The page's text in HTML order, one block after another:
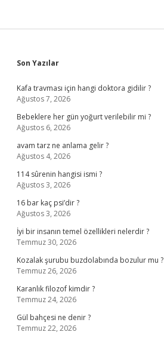
Sidebar
Son Yazılar
Kafa travması için hangi doktora gidilir ?
Ağustos 7, 2026
Bebeklere her gün yoğurt verilebilir mi ?
Ağustos 6, 2026
avam tarz ne anlama gelir ?
Ağustos 4, 2026
114 sûrenin hangisi ismi ?
Ağustos 3, 2026
16 bar kaç psi’dir ?
Ağustos 3, 2026
İyi bir insanın temel özellikleri nelerdir ?
Temmuz 30, 2026
Kozalak şurubu buzdolabında bozulur mu ?
Temmuz 26, 2026
Karanlık filozof kimdir ?
Temmuz 24, 2026
Gül bahçesi ne denir ?
Temmuz 22, 2026